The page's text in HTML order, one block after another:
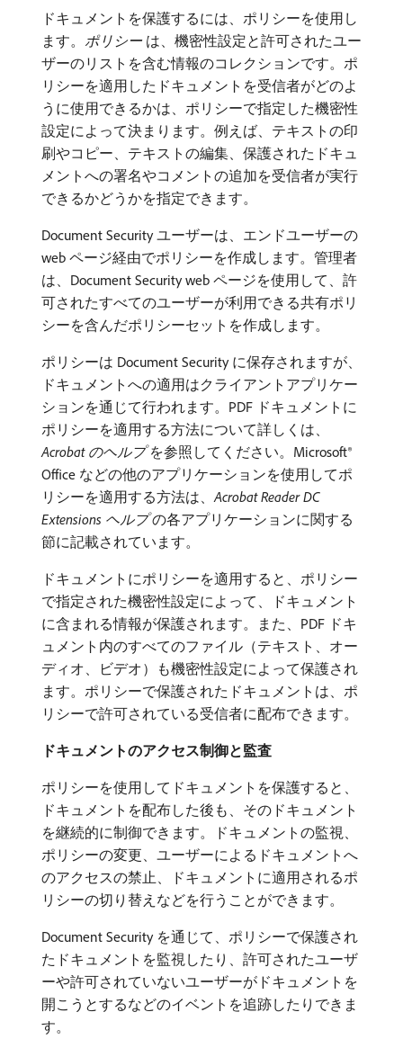
ドキュメントを保護するには、ポリシーを使用し
ます。 ポリシー​は、機密性設定と許可されたユー
ザーのリストを含む情報のコレクションです。ポ
リシーを適用したドキュメントを受信者がどのよ
うに使用できるかは、ポリシーで指定した機密性
設定によって決まります。例えば、テキストの印
刷やコピー、テキストの編集、保護されたドキュ
メントへの署名やコメントの追加を受信者が実行
できるかどうかを指定できます。
Document Security ユーザーは、エンドユーザーの
web ページ経由でポリシーを作成します。管理者
は、Document Security web ページを使用して、許
可されたすべてのユーザーが利用できる共有ポリ
シーを含んだポリシーセットを作成します。
ポリシーは Document Security に保存されますが、
ドキュメントへの適用はクライアントアプリケー
ションを通じて行われます。PDF ドキュメントに
ポリシーを適用する方法について詳しくは、
Acrobat のヘルプ​を参照してください。Microsoft®
Office などの他のアプリケーションを使用してポ
リシーを適用する方法は、Acrobat Reader DC
Extensions ヘルプ​の各アプリケーションに関する
節に記載されています。
ドキュメントにポリシーを適用すると、ポリシー
で指定された機密性設定によって、ドキュメント
に含まれる情報が保護されます。また、PDF ドキ
ュメント内のすべてのファイル（テキスト、オー
ディオ、ビデオ）も機密性設定によって保護され
ます。ポリシーで保護されたドキュメントは、ポ
リシーで許可されている受信者に配布できます。
ドキュメントのアクセス制御と監査
ポリシーを使用してドキュメントを保護すると、
ドキュメントを配布した後も、そのドキュメント
を継続的に制御できます。ドキュメントの監視、
ポリシーの変更、ユーザーによるドキュメントへ
のアクセスの禁止、ドキュメントに適用されるポ
リシーの切り替えなどを行うことができます。
Document Security を通じて、ポリシーで保護され
たドキュメントを監視したり、許可されたユーザ
ーや許可されていないユーザーがドキュメントを
開こうとするなどのイベントを追跡したりできま
す。